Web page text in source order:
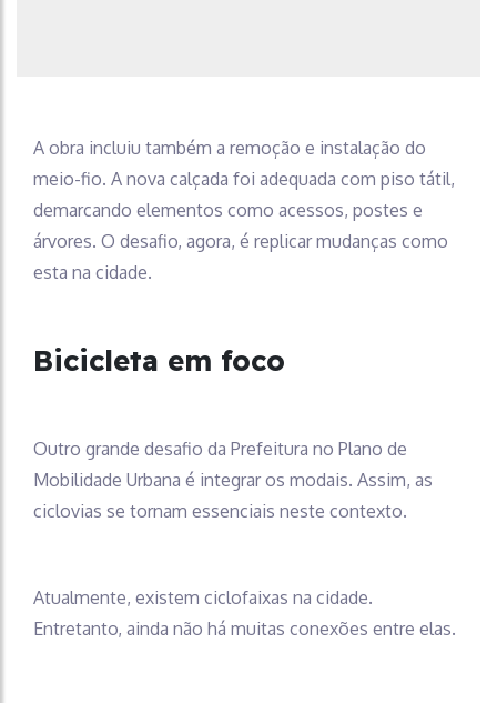
A obra incluiu também a remoção e instalação do
meio-fio. A nova calçada foi adequada com piso tátil,
demarcando elementos como acessos, postes e
árvores. O desafio, agora, é replicar mudanças como
esta na cidade.
Bicicleta em foco
Outro grande desafio da Prefeitura no Plano de
Mobilidade Urbana é integrar os modais. Assim, as
ciclovias se tornam essenciais neste contexto.
Atualmente, existem ciclofaixas na cidade.
Entretanto, ainda não há muitas conexões entre elas.